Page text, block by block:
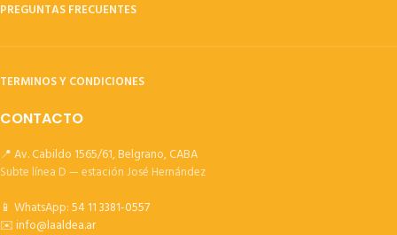
PREGUNTAS FRECUENTES
TERMINOS Y CONDICIONES
CONTACTO
📍 Av. Cabildo 1565/61, Belgrano, CABA
Subte línea D — estación José Hernández
📱 WhatsApp:54 11 3381-0557
✉️info@laaldea.ar